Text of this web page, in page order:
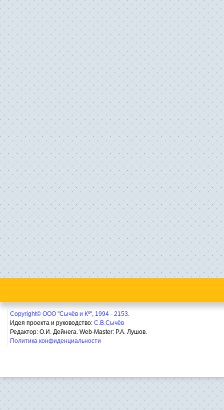
Copyright© ООО "Сычёв и Кº", 1994 - 2153.
Идея проекта и руководство: С.В.Сычёв
Редактор: О.И. Дейнега. Web-Master: Р.А. Лушов.
Политика конфиденциальности